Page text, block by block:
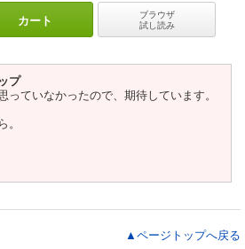
カート
ブラウザ
試し読み
プ
っていなかったので、期待しています。
▲ページトップへ戻る